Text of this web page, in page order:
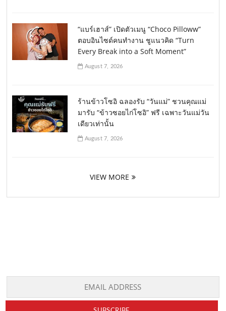
“แบร์เฮาส์” เปิดตัวเมนู “Choco Pilloww”
ตอบอินไซด์คนทำงาน ชูแนวคิด “Turn
Every Break into a Soft Moment”
August 7, 2026
ร้านข้าวโซอิ ฉลองรับ “วันแม่” ชวนคุณแม่
มารับ “ข้าวซอยไก่โซอิ” ฟรี เฉพาะวันแม่วัน
เดียวเท่านั้น
August 7, 2026
VIEW MORE